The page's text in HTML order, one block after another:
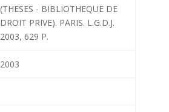
(THESES - BIBLIOTHEQUE DE
DROIT PRIVE). PARIS. L.G.D.J.
2003, 629 P.
2003